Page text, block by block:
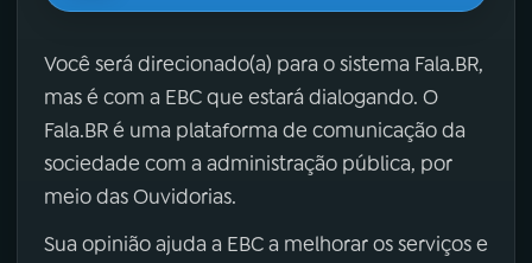
Você será direcionado(a) para o sistema Fala.BR,
mas é com a EBC que estará dialogando. O
Fala.BR é uma plataforma de comunicação da
sociedade com a administração pública, por
meio das Ouvidorias.
Sua opinião ajuda a EBC a melhorar os serviços e